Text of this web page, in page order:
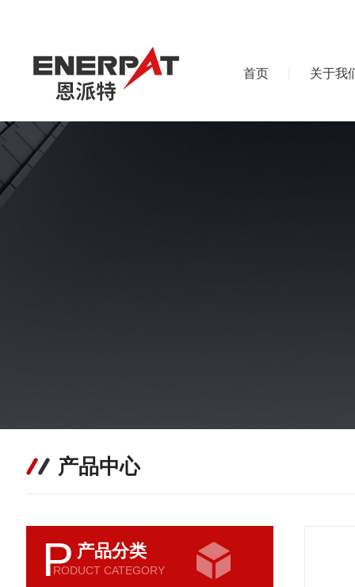
首页 关于我
产品中心
P 产品分类
RODUCT CATEGORY